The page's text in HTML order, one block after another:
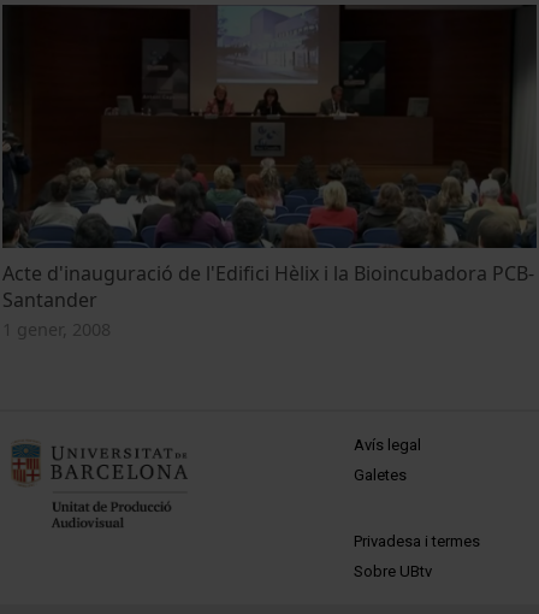
Acte d'inauguració de l'Edifici Hèlix i la Bioincubadora PCB-
Santander
1 gener, 2008
MENÚ PEU 1
Avís legal
Galetes
PEU 2
Privadesa i termes
Sobre UBtv